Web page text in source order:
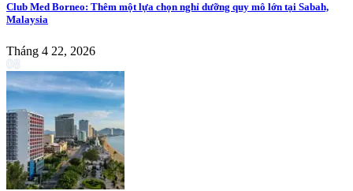
Club Med Borneo: Thêm một lựa chọn nghỉ dưỡng quy mô lớn tại Sabah,
Malaysia
Tháng 4 22, 2026
08